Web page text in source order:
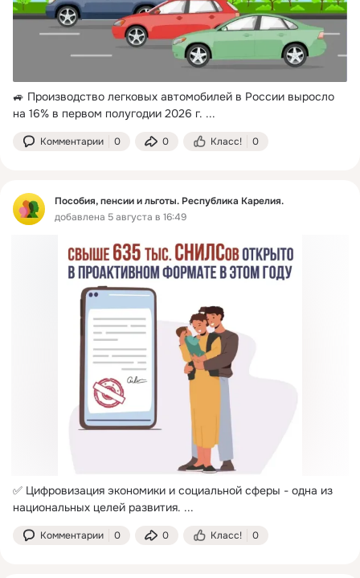
🚙 Производство легковых автомобилей в России выросло
на 16% в первом полугодии 2026 г. ...
Комментарии 0 0 Класс! 0
Пособия, пенсии и льготы. Республика Карелия.
добавлена 5 августа в 16:49
✅ Цифровизация экономики и социальной сферы - одна из
национальных целей развития. ...
Комментарии 0 0 Класс! 0